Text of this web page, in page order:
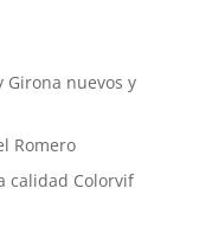
Girona nuevos y
Romero
calidad Colorvif